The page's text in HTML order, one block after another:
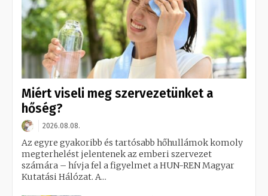
Miért viseli meg szervezetünket a
hőség?
2026.08.08.
Az egyre gyakoribb és tartósabb hőhullámok komoly
megterhelést jelentenek az emberi szervezet
számára – hívja fel a figyelmet a HUN-REN Magyar
Kutatási Hálózat. A...